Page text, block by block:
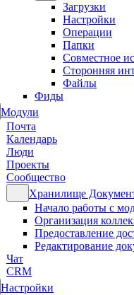
Загрузки
Настройки
Операции
Папки
Совместное
Сторонняя
Файлы
Фиды
Модули
Почта
Календарь
Люди
Проекты
Сообщество
Хранилище
Начало работы с
Организация
Предоставление
Редактирование
Чат
CRM
Настройки